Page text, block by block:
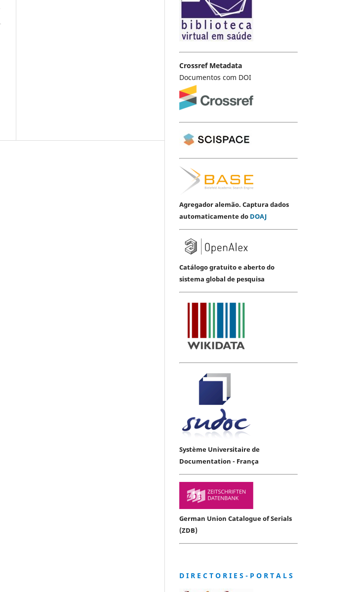
Crossref Metadata
Documentos com DOI
Agregador alemão. Captura dados
automaticamente do DOAJ
Catálogo gratuito e aberto do
sistema global de pesquisa
Système Universitaire de
Documentation - França
German Union Catalogue of Serials
(ZDB)
D I R E C T O R I E S - P O R T A L S